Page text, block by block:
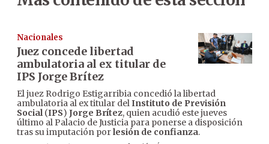
Nacionales
Juez concede libertad
ambulatoria al ex titular de
IPS Jorge Brítez
El juez Rodrigo Estigarribia concedió la libertad
ambulatoria al ex titular delInstituto de Previsión
Social(IPS) Jorge Brítez, quien acudió este jueves
último al Palacio de Justicia para ponerse a disposición
tras su imputación porlesión de confianza.